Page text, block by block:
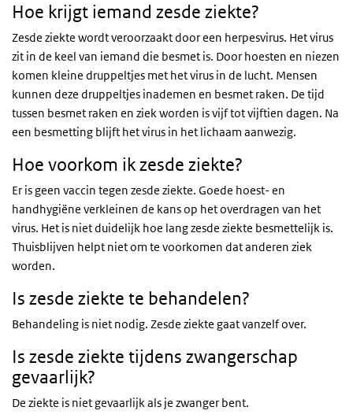
Hoe krijgt iemand zesde ziekte?
Zesde ziekte wordt veroorzaakt door een herpesvirus. Het virus
zit in de keel van iemand die besmet is. Door hoesten en niezen
komen kleine druppeltjes met het virus in de lucht. Mensen
kunnen deze druppeltjes inademen en besmet raken. De tijd
tussen besmet raken en ziek worden is vijf tot vijftien dagen. Na
een besmetting blijft het virus in het lichaam aanwezig.
Hoe voorkom ik zesde ziekte?
Er is geen vaccin tegen zesde ziekte. Goede hoest- en
handhygiëne verkleinen de kans op het overdragen van het
virus. Het is niet duidelijk hoe lang zesde ziekte besmettelijk is.
Thuisblijven helpt niet om te voorkomen dat anderen ziek
worden.
Is zesde ziekte te behandelen?
Behandeling is niet nodig. Zesde ziekte gaat vanzelf over.
Is zesde ziekte tijdens zwangerschap
gevaarlijk?
De ziekte is niet gevaarlijk als je zwanger bent.